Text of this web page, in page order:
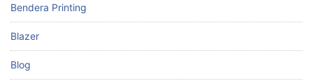
Bendera Printing
Blazer
Blog